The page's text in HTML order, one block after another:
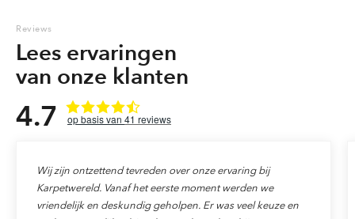
Reviews
Lees ervaringen
van onze klanten
4.7 41 reviews
Wij zijn ontzettend tevreden over onze ervaring bij
Karpetwereld. Vanaf het eerste moment werden we
vriendelijk en deskundig geholpen. Er was veel keuze en